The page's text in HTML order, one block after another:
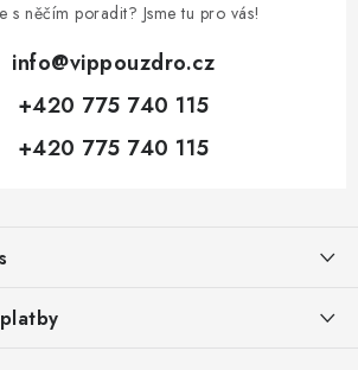
s něčím poradit? Jsme tu pro vás!
info@vippouzdro.cz
+420 775 740 115
+420 775 740 115